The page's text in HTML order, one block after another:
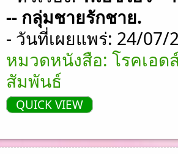
-- กลุ่มชายรักชาย.
- วันที่เผยแพร่: 24/07/
หมวดหนังสือ: โรคเอด
สัมพันธ์
QUICK VIEW